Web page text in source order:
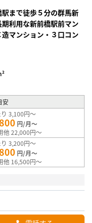
駅まで徒歩５分の群馬新
利用な新前橋駅前マン
マンション・３口コン
安
3,100円～
円/月～
他 22,000円～
3,200円～
円/月～
他 16,500円～